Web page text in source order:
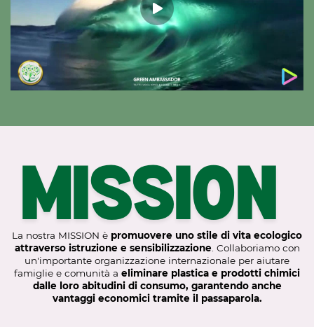
MISSION
La nostra MISSION è promuovere uno stile di vita ecologico
attraverso istruzione e sensibilizzazione . Collaboriamo con
un'importante organizzazione internazionale per aiutare
famiglie e comunità aeliminare plastica e prodotti chimici
dalle loro abitudini di consumo, garantendo anche
vantaggi economici tramite il passaparola.